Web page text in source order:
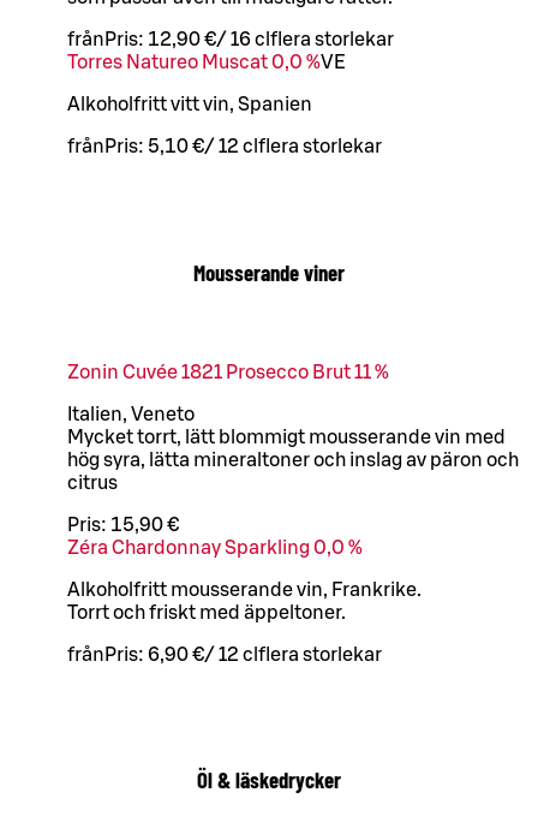
från Pris: 12,90 €/ 16 cl flera storlekar
Torres Natureo Muscat 0,0 %VE
Alkoholfritt vitt vin, Spanien
från Pris: 5,10 €/ 12 cl flera storlekar
Mousserande viner
Zonin Cuvée 1821 Prosecco Brut 11 %
Italien, Veneto
Mycket torrt, lätt blommigt mousserande vin med
hög syra, lätta mineraltoner och inslag av päron och
citrus
Pris: 15,90 €
Zéra Chardonnay Sparkling 0,0 %
Alkoholfritt mousserande vin, Frankrike.
Torrt och friskt med äppeltoner.
från Pris: 6,90 €/ 12 cl flera storlekar
Öl & läskedrycker